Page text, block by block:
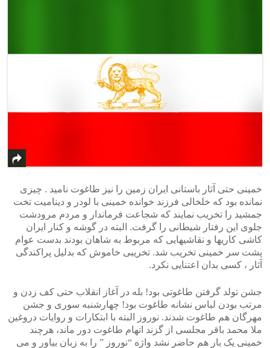
خمینی حتی آثار باستانی ایران زمین را نیز طاغوت نامید . چیزی
نمانده بود که خلخالی فرزند خوانده خمینی با لودر و دینامیت تخت
جمشید را تخریب نمایند که شجاعت فرماندار و مردم مرودشت
جلوی این رفتار شیطانی را گرفت. البته در گوشه و کنار ایران
کاشی کاریها و نقاشیهایی که مربوط به شاهان بودند بدست عوام
پشت سر خمینی تخریب شد. تخریبی خاموش که بدلیل پراکندگی
آثار ، کسی بدان اعتنایی نکرد.
جشن تولد گرفتن طاغوتی بود! بله در آغاز انقلاب حتی کف زدن و
مرتب بودن لباس نشانه طاغوت بود! چهارشنبه سوری و جشن
مهرگان هم طاغوت شدند. نوروز البته با ابتکارات و روایات دروغین
ملا محمد باقر مجلسی از گزند اتهام طاغوت دور ماند، هرچند
خمینی یک بار هم حاضر نشد واژه “نوروز ” را به زبان بیاور و می